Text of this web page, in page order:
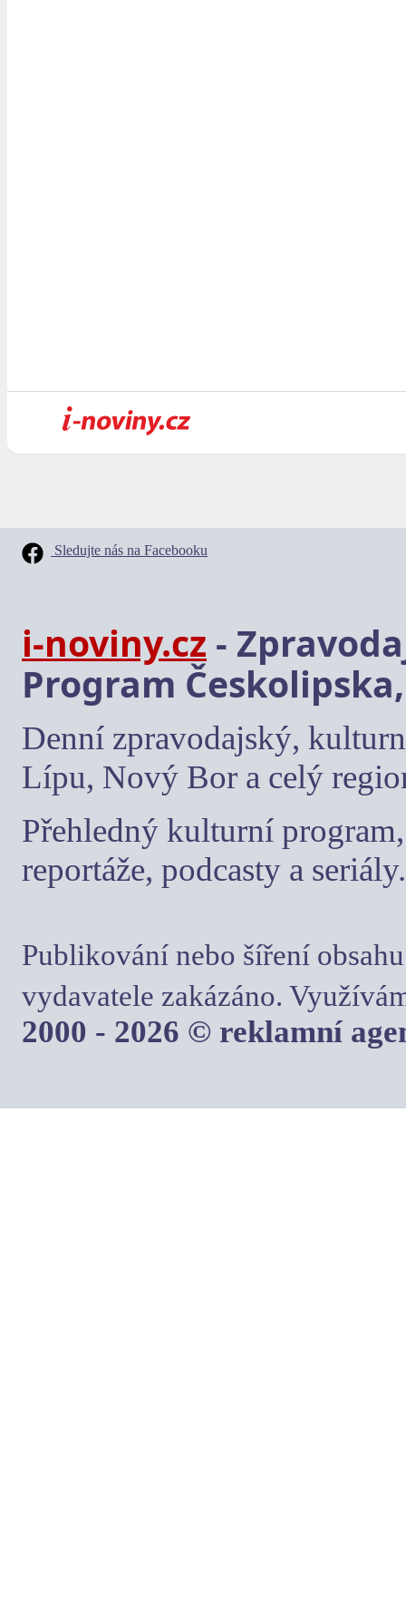
Sledujte nás na Facebooku
i-noviny.cz -
Program
Denní zpravodajský,
Lípu, Nový Bor a celý
Přehledný kulturní
reportáže, podcasty a seriály.
Publikování nebo šíření
vydavatele zakázáno.
2000 - 2026 © reklamní